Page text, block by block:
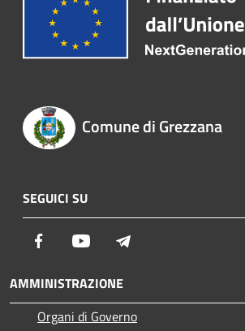
Comune di Grezzana
SEGUICI SU
Facebook Youtube
AMMINISTRAZIONE
Organi di Governo